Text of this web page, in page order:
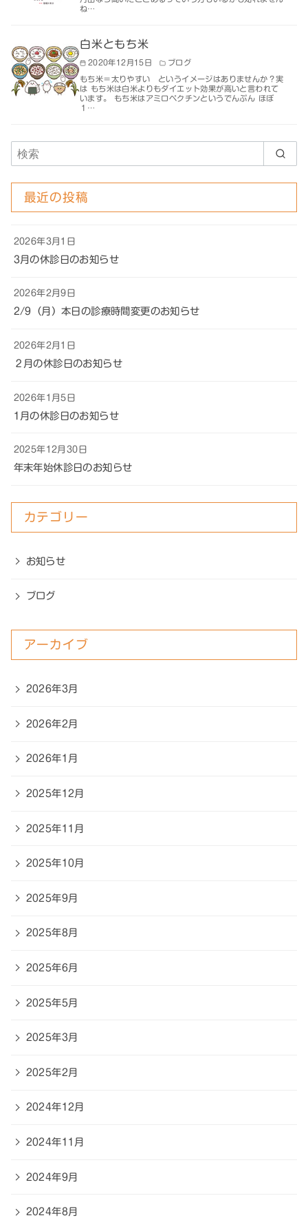
ね…
白米ともち米
2020年12月15日 ブログ
もち米＝太りやすい というイメージはありませんか？実
は もち米は白米よりもダイエット効果が高いと言われて
います。 もち米はアミロペクチンというでんぷん ほぼ
１…
最近の投稿
3月の休診日のお知らせ
2026年3月1日
2/9（月）本日の診療時間変更のお知らせ
2026年2月9日
２月の休診日のお知らせ
2026年2月1日
1月の休診日のお知らせ
2026年1月5日
年末年始休診日のお知らせ
2025年12月30日
カテゴリー
お知らせ
ブログ
アーカイブ
2026年3月
2026年2月
2026年1月
2025年12月
2025年11月
2025年10月
2025年9月
2025年8月
2025年6月
2025年5月
2025年3月
2025年2月
2024年12月
2024年11月
2024年9月
2024年8月